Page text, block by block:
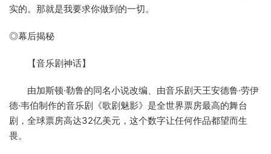
实的。那就是我要求你做到的一切。
◎幕后揭秘
【音乐剧神话】
由加斯顿·勒鲁的同名小说改编、由音乐剧天王安德鲁·劳伊
德·韦伯制作的音乐剧《歌剧魅影》是全世界票房最高的舞台
剧，全球票房高达32亿美元，这个数字让任何作品都望而生
畏。